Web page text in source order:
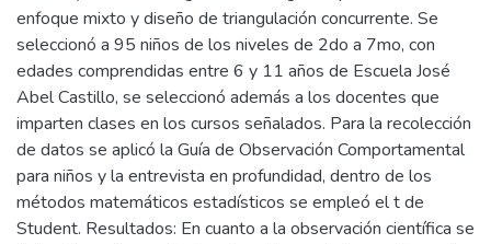
enfoque mixto y diseño de triangulación concurrente. Se
seleccionó a 95 niños de los niveles de 2do a 7mo, con
edades comprendidas entre 6 y 11 años de Escuela José
Abel Castillo, se seleccionó además a los docentes que
imparten clases en los cursos señalados. Para la recolección
de datos se aplicó la Guía de Observación Comportamental
para niños y la entrevista en profundidad, dentro de los
métodos matemáticos estadísticos se empleó el t de
Student. Resultados: En cuanto a la observación científica se